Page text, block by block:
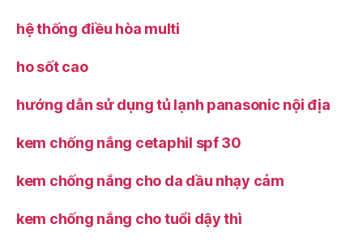
hệ thống điều hòa multi
ho sốt cao
hướng dẫn sử dụng tủ lạnh panasonic nội địa
kem chống nắng cetaphil spf 30
kem chống nắng cho da dầu nhạy cảm
kem chống nắng cho tuổi dậy thì